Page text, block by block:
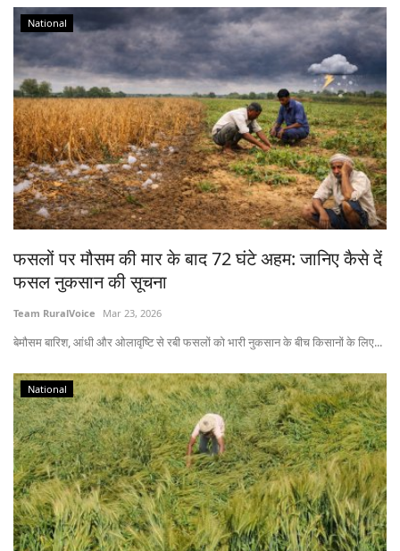
National
फसलों पर मौसम की मार के बाद 72 घंटे अहम: जानिए कैसे दें
फसल नुकसान की सूचना
Team RuralVoice Mar 23, 2026
बेमौसम बारिश, आंधी और ओलावृष्टि से रबी फसलों को भारी नुकसान के बीच किसानों के लिए...
National